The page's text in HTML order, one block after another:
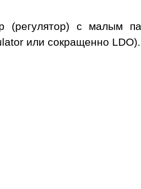
(регулятор) с малым
или сокращенно LDO).